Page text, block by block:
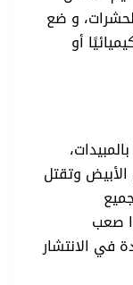
و ضع
أو
وتقتل
صعب
في الانتشار